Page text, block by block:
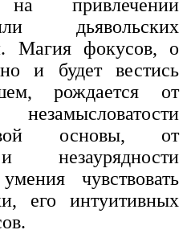
привлечении
дьявольских
Магия фокусов, о
и будет вестись
рождается от
основы, от
незаурядности
чувствовать
его интуитивных